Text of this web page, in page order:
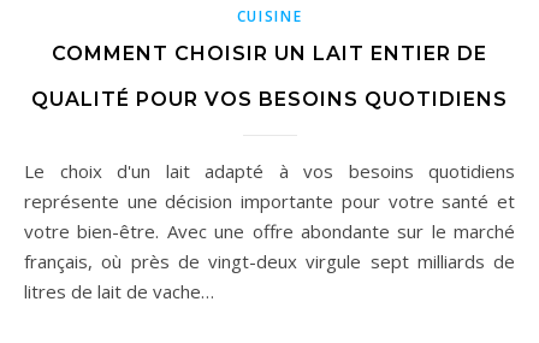
CUISINE
COMMENT CHOISIR UN LAIT ENTIER DE
QUALITÉ POUR VOS BESOINS QUOTIDIENS
Le choix d'un lait adapté à vos besoins quotidiens
représente une décision importante pour votre santé et
votre bien-être. Avec une offre abondante sur le marché
français, où près de vingt-deux virgule sept milliards de
litres de lait de vache…